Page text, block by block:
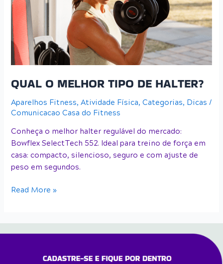
QUAL O MELHOR TIPO DE HALTER?
Aparelhos Fitness,Atividade Física,Categorias, Dicas /
Comunicacao Casa do Fitness
Conheça o melhor halter regulável do mercado:
Bowflex SelectTech 552. Ideal para treino de força em
casa: compacto, silencioso, seguro e com ajuste de
peso em segundos.
DE
HALTER?
Read More »